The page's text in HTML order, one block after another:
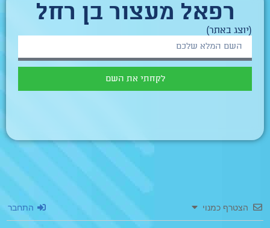
רפאל מעצור בן רחל
(יוצג באתר)
לקחתי את השם
הצטרף כמנוי התחבר